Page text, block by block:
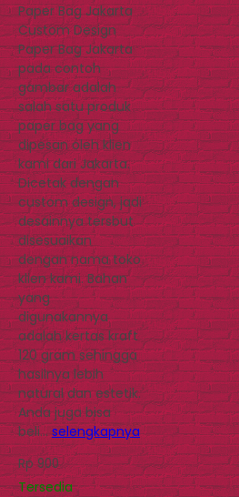
Paper Bag Jakarta
Custom Design
Paper Bag Jakarta
pada contoh
gambar adalah
salah satu produk
paper bag yang
dipesan oleh klien
kami dari Jakarta.
Dicetak dengan
custom design, jadi
desainnya tersbut
disesuaikan
dengan nama toko
klien kami. Bahan
yang
digunakannya
adalah kertas kraft
120 gram sehingga
hasilnya lebih
natural dan estetik.
Anda juga bisa
beli…selengkapnya
Rp 900
Tersedia